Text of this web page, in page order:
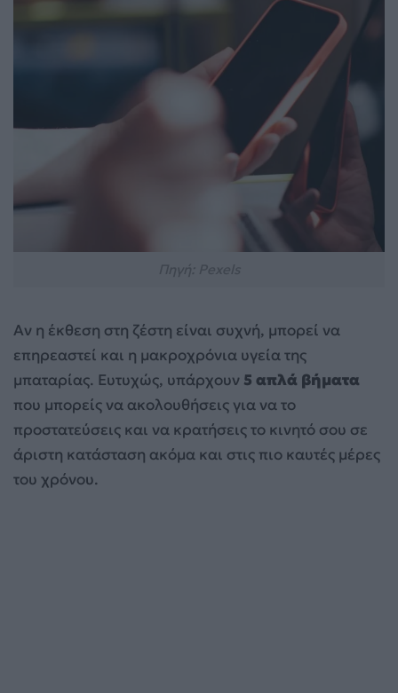
Αν η έκθεση στη ζέστη είναι συχνή, μπορεί να
επηρεαστεί και η μακροχρόνια υγεία της
μπαταρίας. Ευτυχώς, υπάρχουν 5 απλά βήματα
που μπορείς να ακολουθήσεις για να το
προστατεύσεις και να κρατήσεις το κινητό σου σε
άριστη κατάσταση ακόμα και στις πιο καυτές μέρες
του χρόνου.